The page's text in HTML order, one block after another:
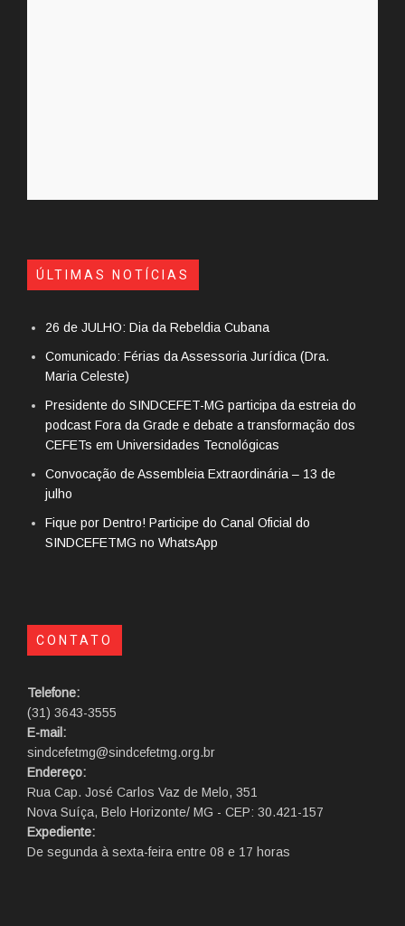
ÚLTIMAS NOTÍCIAS
26 de JULHO: Dia da Rebeldia Cubana
Comunicado: Férias da Assessoria Jurídica (Dra.
Maria Celeste)
Presidente do SINDCEFET-MG participa da estreia do
podcast Fora da Grade e debate a transformação dos
CEFETs em Universidades Tecnológicas
Convocação de Assembleia Extraordinária – 13 de
julho
Fique por Dentro! Participe do Canal Oficial do
SINDCEFETMG no WhatsApp
CONTATO
Telefone:
(31) 3643-3555
E-mail:
sindcefetmg@sindcefetmg.org.br
Endereço:
Rua Cap. José Carlos Vaz de Melo, 351
Nova Suíça, Belo Horizonte/ MG - CEP: 30.421-157
Expediente:
De segunda à sexta-feira entre 08 e 17 horas